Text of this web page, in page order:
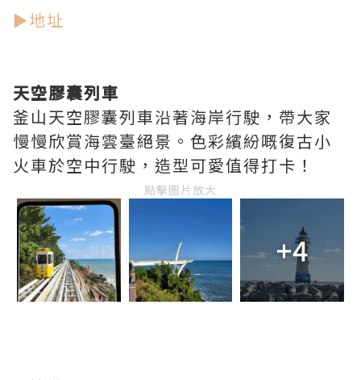
►地址
天空膠囊列車
釜山天空膠囊列車沿著海岸行駛，帶大家
慢慢欣賞海雲臺絕景。色彩繽紛嘅復古小
火車於空中行駛，造型可愛值得打卡！
點擊圖片放大
+4